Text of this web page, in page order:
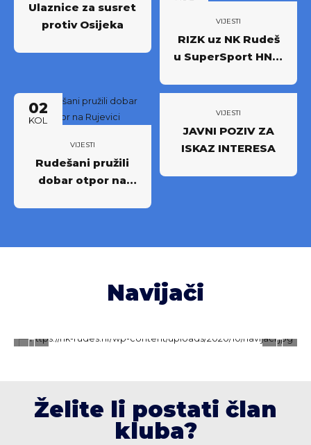
Ulaznice za susret
protiv Osijeka
VIJESTI
RIZK uz NK Rudeš
u SuperSport HNL-
novi iskorak među
najboljima
02
KOL
VIJESTI
Rudešani pružili
dobar otpor na
VIJESTI
JAVNI POZIV ZA
ISKAZ INTERESA
Navijači
Želite li postati član
kluba?